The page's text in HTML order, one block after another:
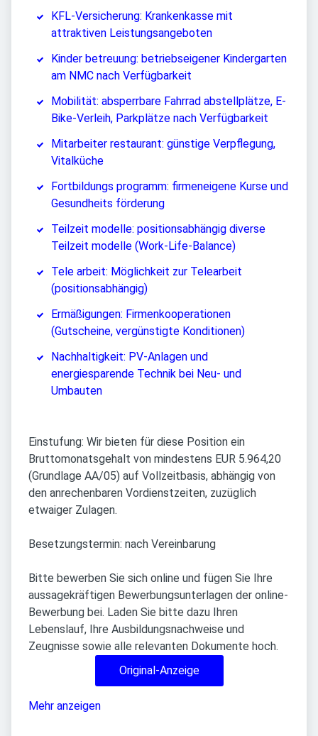
KFL-Versicherung: Krankenkasse mit
attraktiven Leistungsangeboten
Kinder betreuung: betriebseigener Kindergarten
am NMC nach Verfügbarkeit
Mobilität: absperrbare Fahrrad abstellplätze, E-
Bike-Verleih, Parkplätze nach Verfügbarkeit
Mitarbeiter restaurant: günstige Verpflegung,
Vitalküche
Fortbildungs programm: firmeneigene Kurse und
Gesundheits förderung
Teilzeit modelle: positionsabhängig diverse
Teilzeit modelle (Work-Life-Balance)
Tele arbeit: Möglichkeit zur Telearbeit
(positionsabhängig)
Ermäßigungen: Firmenkooperationen
(Gutscheine, vergünstigte Konditionen)
Nachhaltigkeit: PV-Anlagen und
energiesparende Technik bei Neu- und
Umbauten
Einstufung: Wir bieten für diese Position ein
Bruttomonatsgehalt von mindestens EUR 5.964,20
(Grundlage AA/05) auf Vollzeitbasis, abhängig von
den anrechenbaren Vordienstzeiten, zuzüglich
etwaiger Zulagen.
Besetzungstermin: nach Vereinbarung
Bitte bewerben Sie sich online und fügen Sie Ihre
aussagekräftigen Bewerbungsunterlagen der online-
Bewerbung bei. Laden Sie bitte dazu Ihren
Lebenslauf, Ihre Ausbildungsnachweise und
Zeugnisse sowie alle relevanten Dokumente hoch.
Original-Anzeige
Mehr anzeigen